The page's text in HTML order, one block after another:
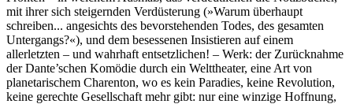
mit ihrer sich steigernden Verdüsterung (»Warum überhaupt
schreiben... angesichts des bevorstehenden Todes, des gesamten
Untergangs?«), und dem besessenen Insistieren auf einem
allerletzten – und wahrhaft entsetzlichen! – Werk: der Zurücknahme
der Dante’schen Komödie durch ein Welttheater, eine Art von
planetarischem Charenton, wo es kein Paradies, keine Revolution,
keine gerechte Gesellschaft mehr gibt: nur eine winzige Hoffnung,